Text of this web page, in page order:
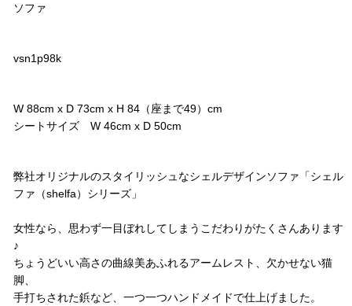
ソファ
vsn1p98k
W 88cm x D 73cm x H 84（座まで49）cm
シートサイズ W 46cm x D 50cm
弊社オリジナルのスタイリッシュなシェルデザインソファ「シェル
ファ（shelfa）シリーズ」
女性なら、思わず一目ぼれしてしまうこだわりがたくさんあります
♪
ちょうどいい高さの曲線美あふれるアームレスト、欠かせない猫
脚、
手打ちされた鋲など、一つ一つハンドメイドで仕上げました。